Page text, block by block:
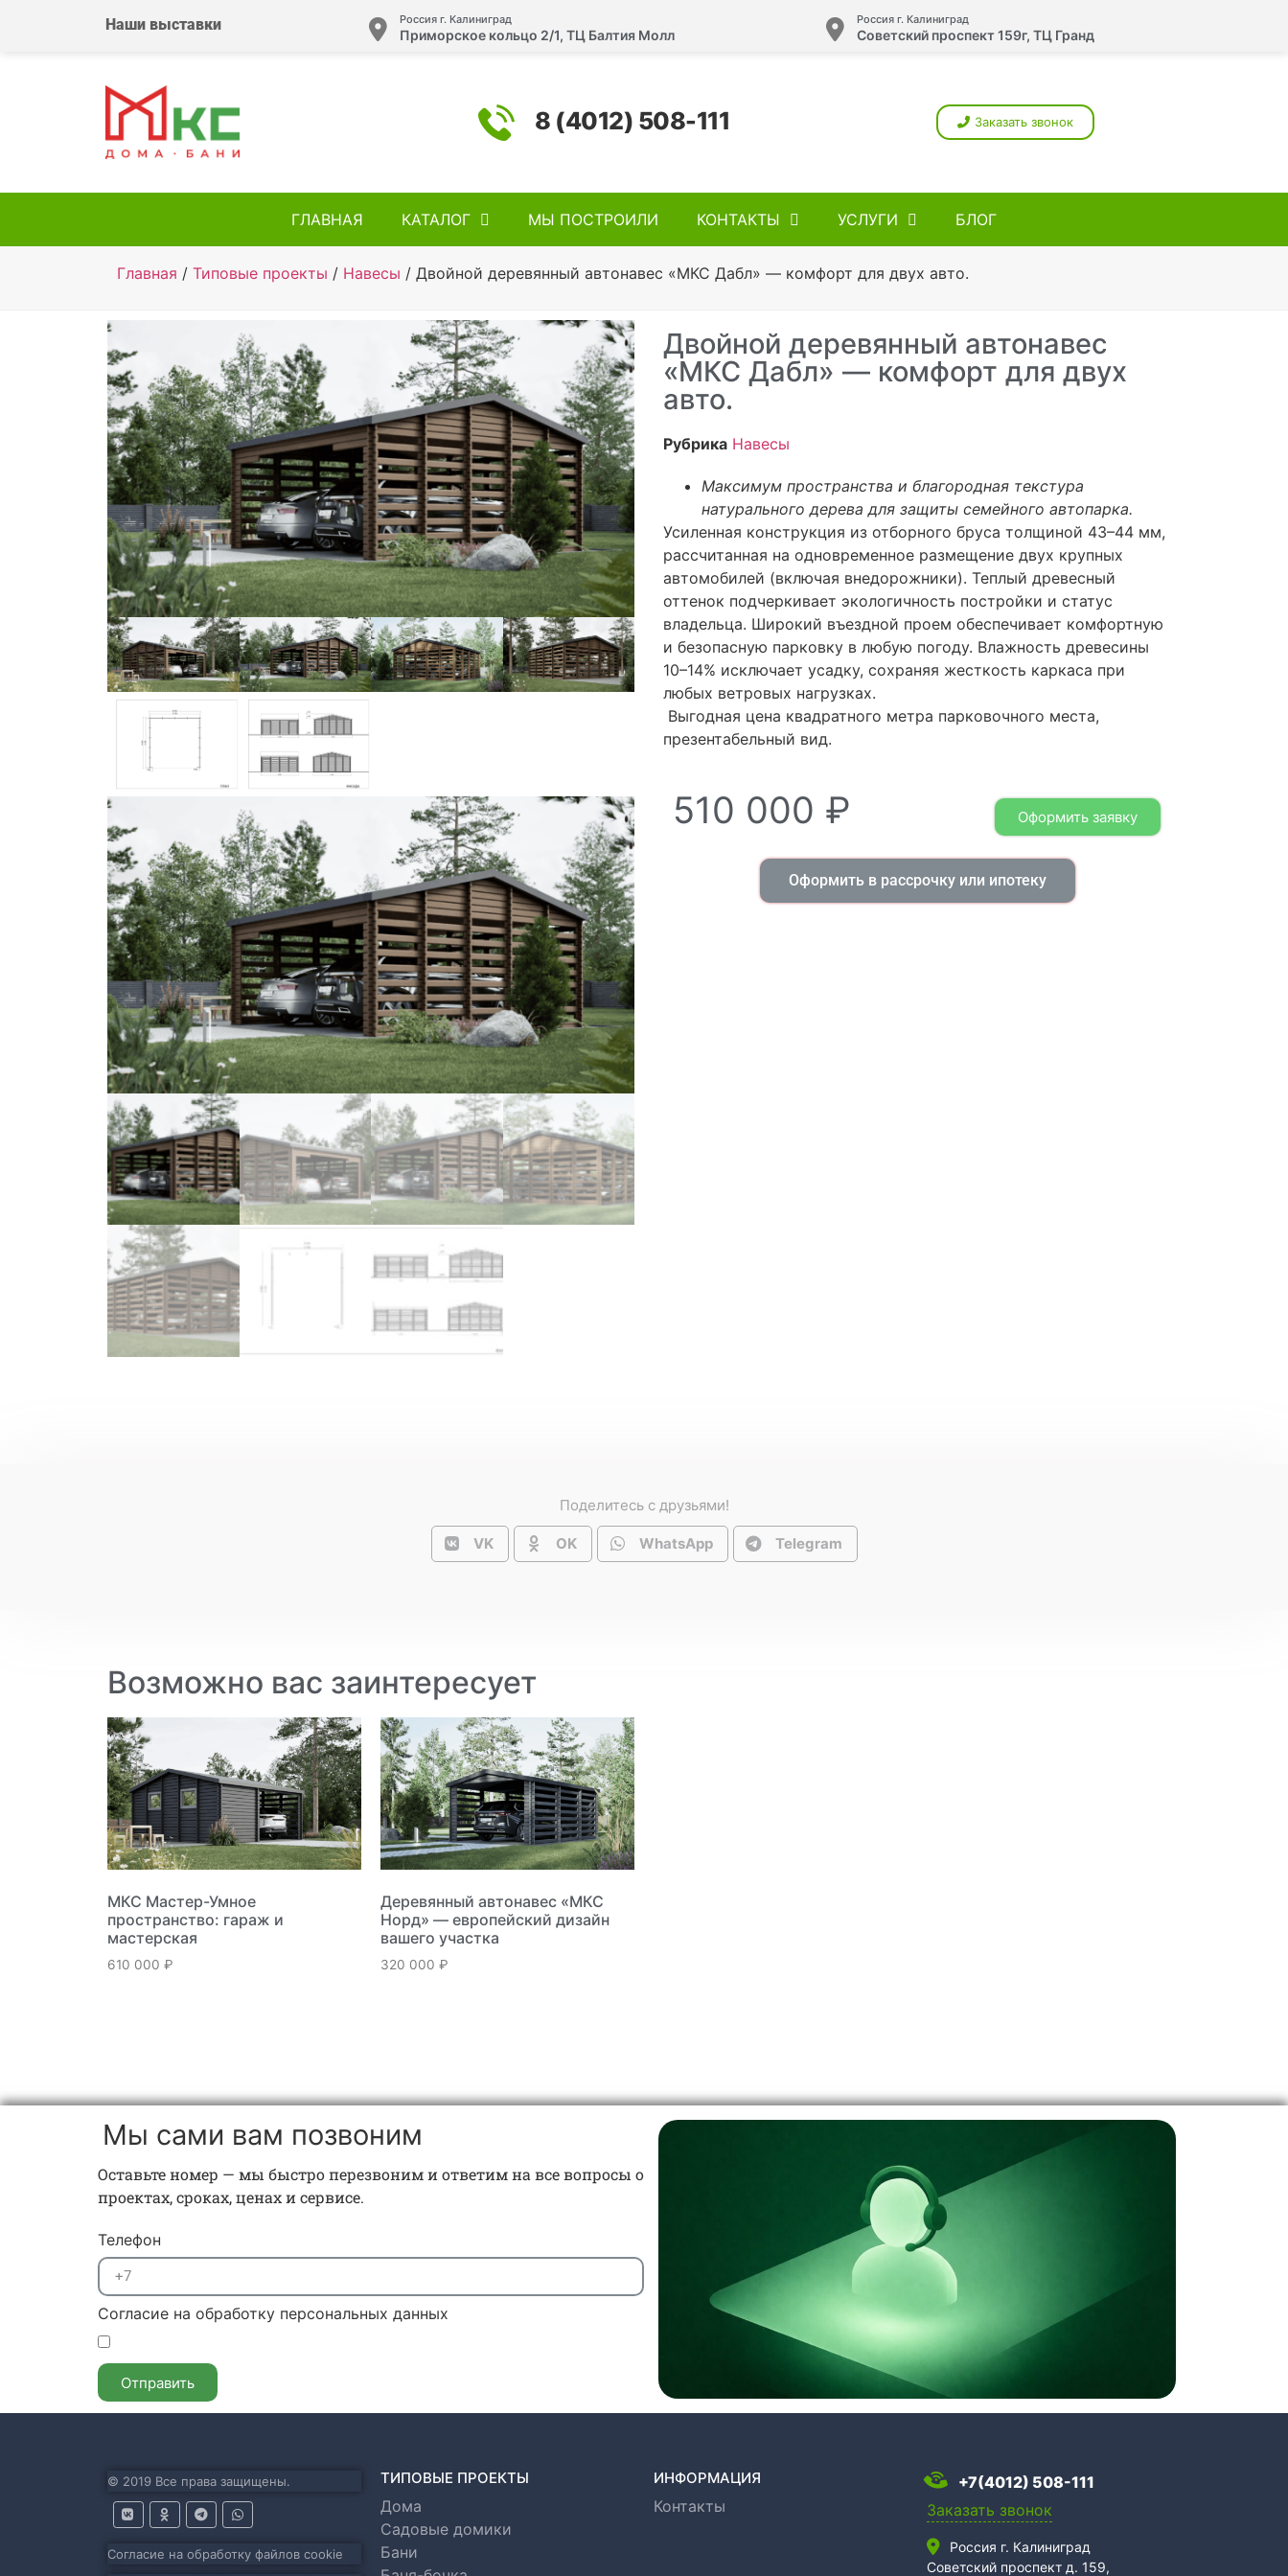
Наши выставки Россия г. Калиниград
Приморское кольцо 2/1, ТЦ Балтия Молл
Россия г. Калиниград
Советский проспект 159г, ТЦ Гранд
8 (4012) 508-111 Заказать звонок
ГЛАВНАЯ КАТАЛОГ МЫ ПОСТРОИЛИ КОНТАКТЫ УСЛУГИ БЛОГ
Главная / Типовые проекты / Навесы / Двойной деревянный автонавес «МКС Дабл» — комфорт для двух авто.
Двойной деревянный автонавес
«МКС Дабл» — комфорт для двух
авто.
Рубрика Навесы
Максимум пространства и благородная текстура
натурального дерева для защиты семейного автопарка.
Усиленная конструкция из отборного бруса толщиной 43–44 мм,
рассчитанная на одновременное размещение двух крупных
автомобилей (включая внедорожники). Теплый древесный
оттенок подчеркивает экологичность постройки и статус
владельца. Широкий въездной проем обеспечивает комфортную
и безопасную парковку в любую погоду. Влажность древесины
10–14% исключает усадку, сохраняя жесткость каркаса при
любых ветровых нагрузках.
Выгодная цена квадратного метра парковочного места,
презентабельный вид.
510 000 ₽ Оформить заявку
Оформить в рассрочку или ипотеку
Поделитесь с друзьями!
VK OK WhatsApp Telegram
Возможно вас заинтересует
МКС Мастер-Умное
пространство: гараж и
мастерская
610 000 ₽
Деревянный автонавес «МКС
Норд» — европейский дизайн
вашего участка
320 000 ₽
Мы сами вам позвоним
Оставьте номер — мы быстро перезвоним и ответим на все вопросы о
проектах, сроках, ценах и сервисе.
Телефон
Согласие на обработку персональных данных
Отправить
© 2019 Все права защищены.
Согласие на обработку файлов cookie
ТИПОВЫЕ ПРОЕКТЫ
Дома
Садовые домики
Бани
ИНФОРМАЦИЯ
Контакты
+7(4012) 508-111
Заказать звонок
Россия г. Калиниград
Советский проспект д. 159,